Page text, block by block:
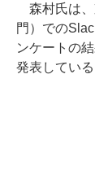
森村氏は、
門）での
ンケートの
発表している